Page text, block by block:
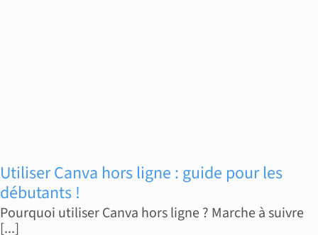
Utiliser Canva hors ligne : guide pour les
débutants !
Pourquoi utiliser Canva hors ligne ? Marche à suivre
[...]